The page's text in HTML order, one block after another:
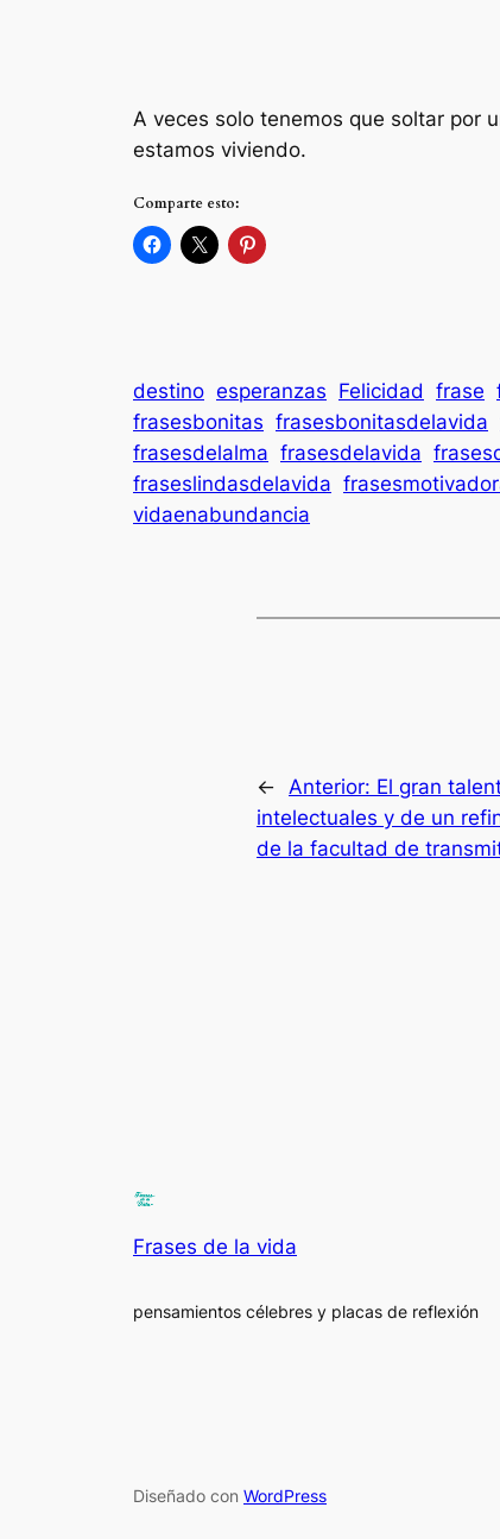
A veces solo tenemos que soltar por
estamos viviendo.
Comparte esto:
destino esperanzas Felicidad frase
frasesbonitas frasesbonitasdelavida
frasesdelalma frasesdelavida
fraseslindasdelavida
vidaenabundancia
← Anterior: El gran
intelectuales y de un
de la facultad de
Frases de la vida
pensamientos célebres y placas de reflexión
Diseñado con WordPress